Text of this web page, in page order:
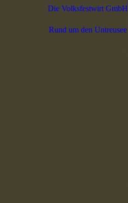
Die Volksfestwirt GmbH
Rund um den Untreusee